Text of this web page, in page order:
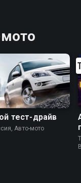
тест-драйв
Авто-мото